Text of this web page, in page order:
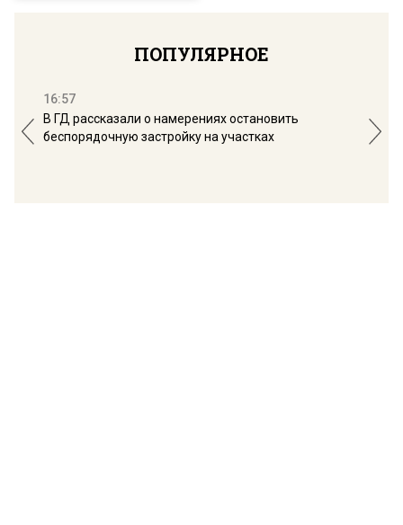
ПОПУЛЯРНОЕ
16:57
В ГД рассказали о намерениях остановить
беспорядочную застройку на участках